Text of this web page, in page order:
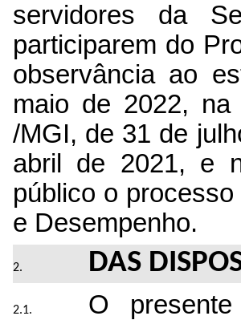
servidores da
participarem do
observância ao
maio de 2022, na
/MGI, de 31 de
abril de 2021, e
público o
e Desempenho.
DAS
O